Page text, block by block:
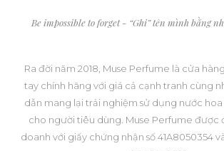
Be impossible to forget - “Ghi” tên mình bằng
Ra đời năm 2018, Muse Perfume là cửa
tay chính hãng với giá cả cạnh tranh cùng
dẫn mang lại trải nghiệm sử dụng nước
cho người tiêu dùng. Muse Perfume được
doanh với giấy chứng nhận số 41A8050354